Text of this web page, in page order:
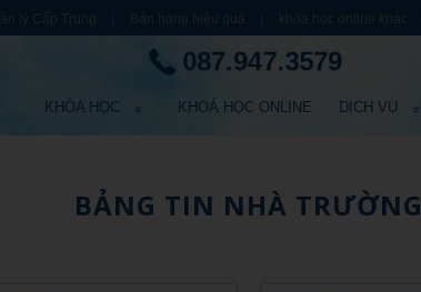
lý Cấp Trung Bán hàng hiệu quả khóa học online khác
087.947.3579
KHÓA HỌC KHOÁ HỌC ONLINE DỊCH VỤ
BẢNG TIN NHÀ TRƯỜNG